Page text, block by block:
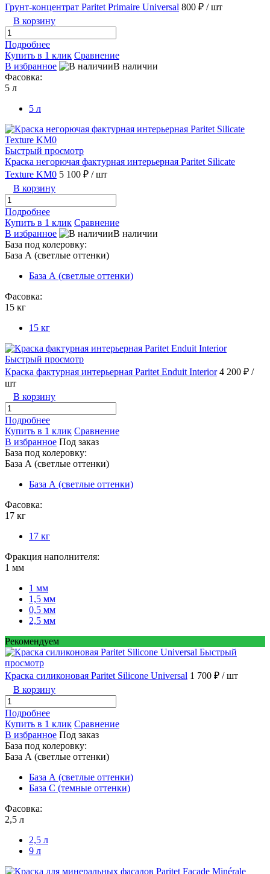
Грунт-концентрат Paritet Primaire Universal 800 ₽ / шт
В корзину
Подробнее
Купить в 1 клик Сравнение
В избранное
В наличии
Фасовка:
5 л
5 л
Быстрый просмотр
Краска негорючая фактурная интерьерная Paritet Silicate
Texture KM0 5 100 ₽ / шт
В корзину
Подробнее
Купить в 1 клик Сравнение
В избранное
В наличии
База под колеровку:
База А (светлые оттенки)
База А (светлые оттенки)
Фасовка:
15 кг
15 кг
Быстрый просмотр
Краска фактурная интерьерная Paritet Enduit Interior 4 200 ₽ /
шт
В корзину
Подробнее
Купить в 1 клик Сравнение
В избранное Под заказ
База под колеровку:
База А (светлые оттенки)
База А (светлые оттенки)
Фасовка:
17 кг
17 кг
Фракция наполнителя:
1 мм
1 мм
1,5 мм
0,5 мм
2,5 мм
Рекомендуем
Быстрый
просмотр
Краска силиконовая Paritet Silicone Universal 1 700 ₽ / шт
В корзину
Подробнее
Купить в 1 клик Сравнение
В избранное Под заказ
База под колеровку:
База А (светлые оттенки)
База А (светлые оттенки)
База С (темные оттенки)
Фасовка:
2,5 л
2,5 л
9 л